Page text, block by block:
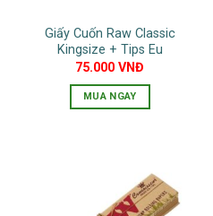
Giấy Cuốn Raw Classic
Kingsize + Tips Eu
75.000VNĐ
MUA NGAY